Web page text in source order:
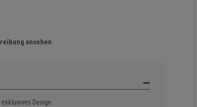
ansehen
Design